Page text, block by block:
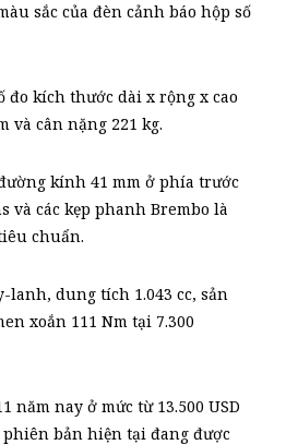
sắc của đèn cảnh báo hộp số
đo kích thước dài x rộng x cao
và cân nặng 221 kg.
kính 41 mm ở phía trước
và các kẹp phanh Brembo là
chuẩn.
lanh, dung tích 1.043 cc, sản
xoắn 111 Nm tại 7.300
năm nay ở mức từ 13.500 USD
phiên bản hiện tại đang được